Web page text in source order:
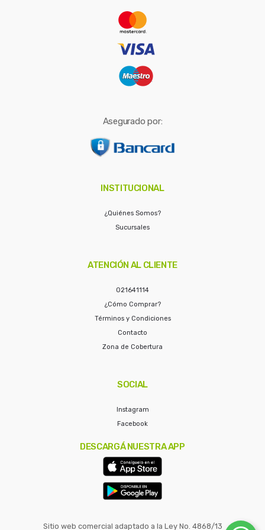
Asegurado por:
INSTITUCIONAL
¿Quiénes Somos?
Sucursales
ATENCIÓN AL CLIENTE
021641114
¿Cómo Comprar?
Términos y Condiciones
Contacto
Zona de Cobertura
SOCIAL
Instagram
Facebook
DESCARGÁ NUESTRA APP
Sitio web comercial adaptado a la Ley No. 4868/13